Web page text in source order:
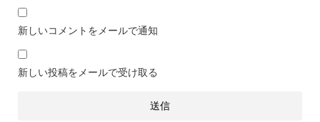
新しいコメントをメールで通知
新しい投稿をメールで受け取る